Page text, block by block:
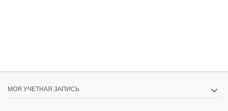
МОЯ УЧЕТНАЯ ЗАПИСЬ